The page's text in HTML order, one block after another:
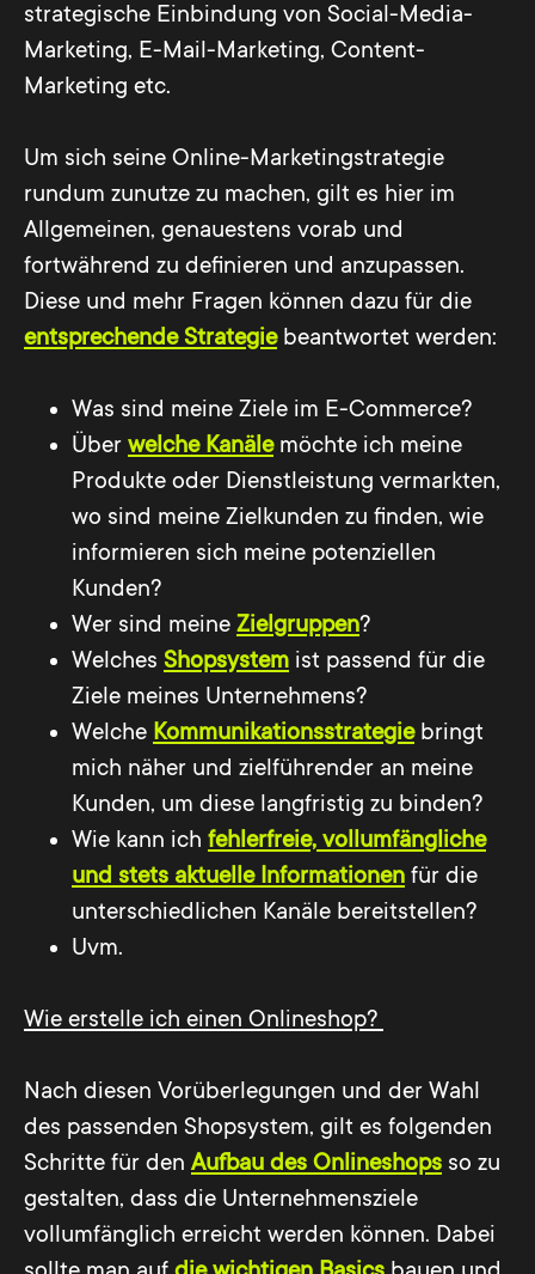
strategische Einbindung von Social-Media-
Marketing, E-Mail-Marketing, Content-
Marketing etc.
Um sich seine Online-Marketingstrategie
rundum zunutze zu machen, gilt es hier im
Allgemeinen, genauestens vorab und
fortwährend zu definieren und anzupassen.
Diese und mehr Fragen können dazu für die
entsprechende Strategiebeantwortet werden:
Was sind meine Ziele im E-Commerce?
Über welche Kanälemöchte ich meine
Produkte oder Dienstleistung vermarkten,
wo sind meine Zielkunden zu finden, wie
informieren sich meine potenziellen
Kunden?
Wer sind meine Zielgruppen?
Welches Shopsystem ist passend für die
Ziele meines Unternehmens?
Welche Kommunikationsstrategiebringt
mich näher und zielführender an meine
Kunden, um diese langfristig zu binden?
Wie kann ich fehlerfreie, vollumfängliche
und stets aktuelle Informationen für die
unterschiedlichen Kanäle bereitstellen?
Uvm.
Wie erstelle ich einen Onlineshop?
Nach diesen Vorüberlegungen und der Wahl
des passenden Shopsystem, gilt es folgenden
Schritte für den Aufbau des Onlineshops so zu
gestalten, dass die Unternehmensziele
vollumfänglich erreicht werden können. Dabei